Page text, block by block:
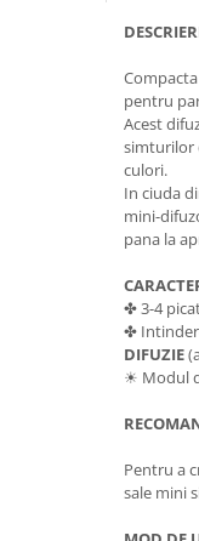
pentru
Acest
simturilor
culori.
In ciuda
mini-
pana la
✤ 3-4
✤
DIFUZIE
☀ Modul
Pentru a
sale mini